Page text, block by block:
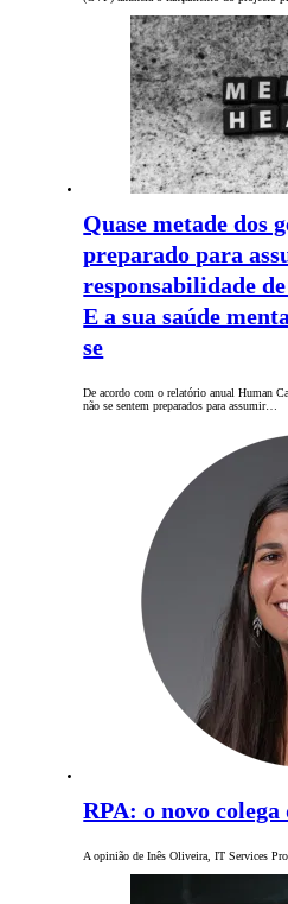
Quase metade dos
preparado para
responsabilidade de
E a sua saúde
se
De acordo com o relatório anual Human
não se sentem preparados para assumir…
RPA: o novo
A opinião de Inês Oliveira, IT Services